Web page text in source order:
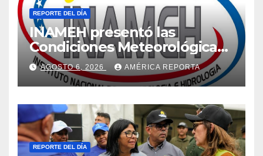
REPORTE DEL DÍA
INAMEH presentó las
Condiciones Meteorológicas
para las próximas 24 horas,
de este jueves 6 de agosto
2026
AGOSTO 6, 2026 AMÉRICA REPORTA
REPORTE DEL DÍA